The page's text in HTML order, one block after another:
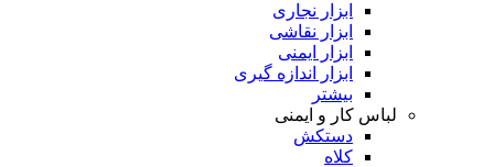
ابزار نجاری
ابزار نقاشی
ابزار ایمنی
ابزار اندازه گیری
بیشتر
لباس کار و ایمنی
دستکش
کلاه